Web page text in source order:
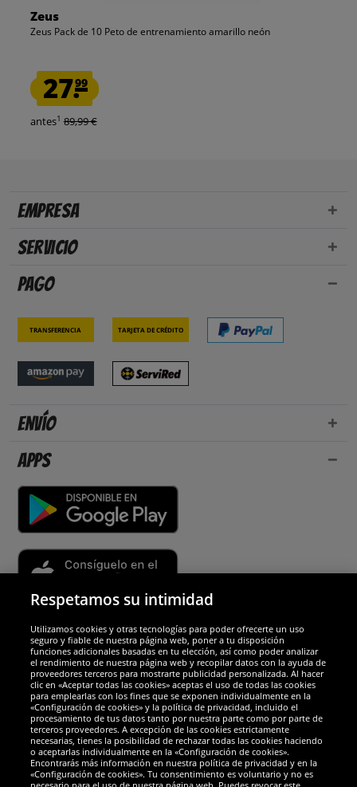
Zeus
Zeus Pack de 10 Peto de entrenamiento amarillo neón
27.99
antes1 89,99 €
Empresa
Servicio
Pago
Transferencia Tarjeta de crédito
Envío
Apps
Socios y seguridad
Galardones
Respetamos su intimidad
Utilizamos cookies y otras tecnologías para poder ofrecerte un uso
seguro y fiable de nuestra página web, poner a tu disposición
funciones adicionales basadas en tu elección, así como poder analizar
el rendimiento de nuestra página web y recopilar datos con la ayuda de
proveedores terceros para mostrarte publicidad personalizada. Al hacer
clic en «Aceptar todas las cookies» aceptas el uso de todas las cookies
para emplearlas con los fines que se exponen individualmente en la
«Configuración de cookies» y la política de privacidad, incluido el
procesamiento de tus datos tanto por nuestra parte como por parte de
terceros proveedores. A excepción de las cookies estrictamente
necesarias, tienes la posibilidad de rechazar todas las cookies haciendo
o aceptarlas individualmente en la «Configuración de cookies».
Encontrarás más información en nuestra política de privacidad y en la
«Configuración de cookies». Tu consentimiento es voluntario y no es